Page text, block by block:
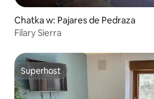
Chatka w: Pajares de Pedraza
Filary Sierra
Superhost
Superhost